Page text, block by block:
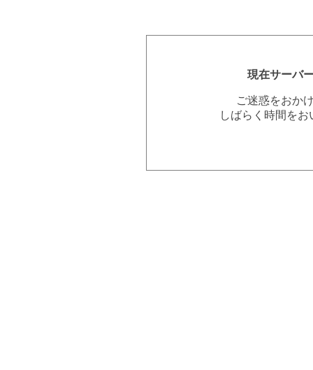
現在サーバ
ご迷惑をおか
しばらく時間を